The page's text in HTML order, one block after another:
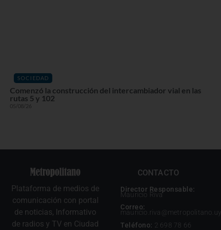
SOCIEDAD
Comenzó la construcción del intercambiador vial en las
rutas 5 y 102
05/08/26
Plataforma de medios de
comunicación con portal
de noticias, Informativo
de radios y TV en Ciudad
CONTACTO
Director Responsable:
Mauricio Riva
Correo:
mauricio.riva@metropolitano.uy
Teléfono: 2 698 78 66